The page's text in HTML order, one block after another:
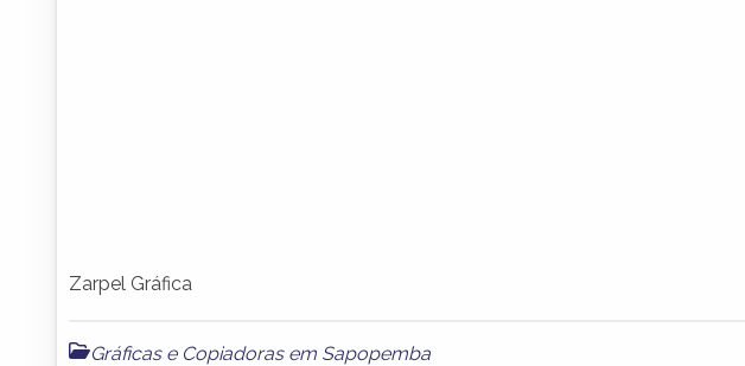
Zarpel Gráfica
Gráficas e Copiadoras em Sapopemba